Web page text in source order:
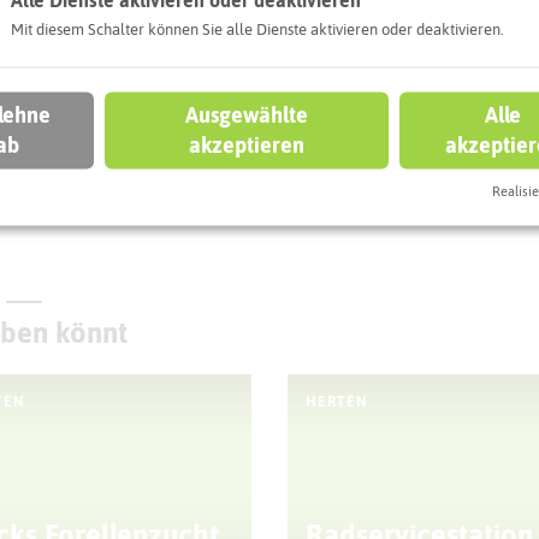
Autoroute finden
könnt
HERTEN
Mit diesem Schalter können Sie alle Dienste aktivieren oder deaktivieren.
Ausgewählte
akzeptieren
Alle